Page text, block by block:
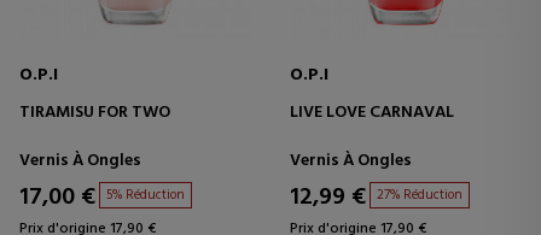
O.P.I
TIRAMISU FOR TWO
Vernis À Ongles
17,00 € 5% Réduction
Prix d'origine 17,90 €
O.P.I
LIVE LOVE CARNAVAL
Vernis À Ongles
12,99 € 27% Réduction
Prix d'origine 17,90 €